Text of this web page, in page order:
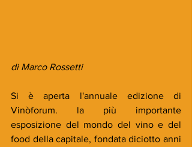
di Marco Rossetti
Si è aperta l'annuale edizione di
Vinòforum. la più importante
esposizione del mondo del vino e del
food della capitale, fondata diciotto anni